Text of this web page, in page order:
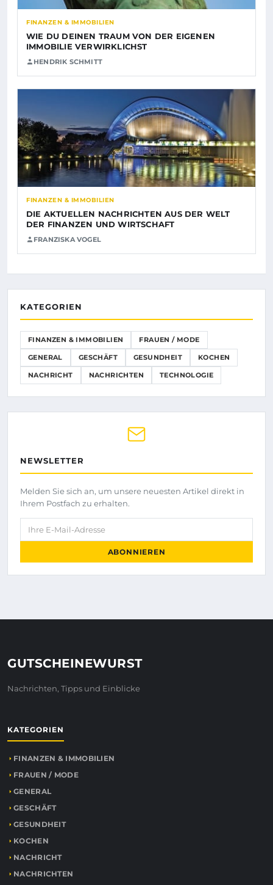
FINANZEN & IMMOBILIEN
WIE DU DEINEN TRAUM VON DER EIGENEN
IMMOBILIE VERWIRKLICHST
HENDRIK SCHMITT
FINANZEN & IMMOBILIEN
DIE AKTUELLEN NACHRICHTEN AUS DER WELT
DER FINANZEN UND WIRTSCHAFT
FRANZISKA VOGEL
KATEGORIEN
FINANZEN & IMMOBILIEN FRAUEN / MODE
GENERAL GESCHÄFT GESUNDHEIT KOCHEN
NACHRICHT NACHRICHTEN TECHNOLOGIE
NEWSLETTER
Melden Sie sich an, um unsere neuesten Artikel direkt in
Ihrem Postfach zu erhalten.
Ihre E-Mail-Adresse
ABONNIEREN
GUTSCHEINEWURST
Nachrichten, Tipps und Einblicke
KATEGORIEN
FINANZEN & IMMOBILIEN
FRAUEN / MODE
GENERAL
GESCHÄFT
GESUNDHEIT
KOCHEN
NACHRICHT
NACHRICHTEN